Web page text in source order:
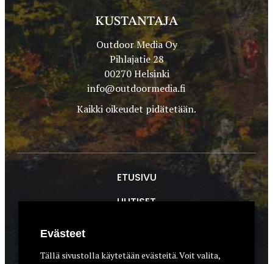
KUSTANTAJA
Outdoor Media Oy
Pihlajatie 28
00270 Helsinki
info@outdoormedia.fi
Kaikki oikeudet pidätetään.
ETUSIVU
UUTISET
ASEET & OPTIIKKA
Evästeet
Tällä sivustolla käytetään evästeitä. Voit valita,